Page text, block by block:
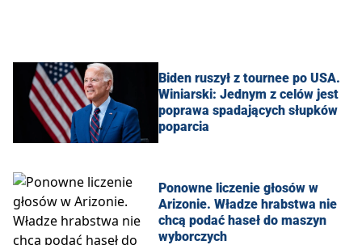
Biden ruszył z tournee po USA.
Winiarski: Jednym z celów jest
poprawa spadających słupków
poparcia
Ponowne liczenie głosów w
Arizonie. Władze hrabstwa nie
chcą podać haseł do maszyn
wyborczych